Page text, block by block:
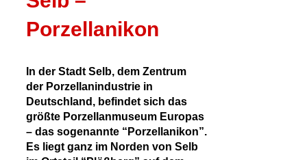
Porzellanikon
In der Stadt Selb, dem Zentrum
der Porzellanindustrie in
Deutschland, befindet sich das
größte Porzellanmuseum Europas
– das sogenannte “Porzellanikon”.
Es liegt ganz im Norden von Selb